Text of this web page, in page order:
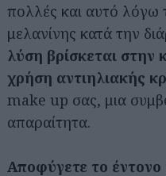
πολλές και αυτό λόγω
μελανίνης κατά την
λύση βρίσκεται στην
χρήση αντιηλιακής
make up σας, μια
απαραίτητα.
Αποφύγετε το έντονο